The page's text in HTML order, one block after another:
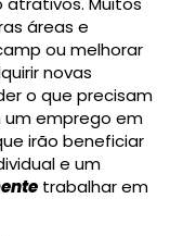
áreas e
ou melhorar
novas
o que precisam
um emprego em
irão beneficiar
e um
trabalhar em